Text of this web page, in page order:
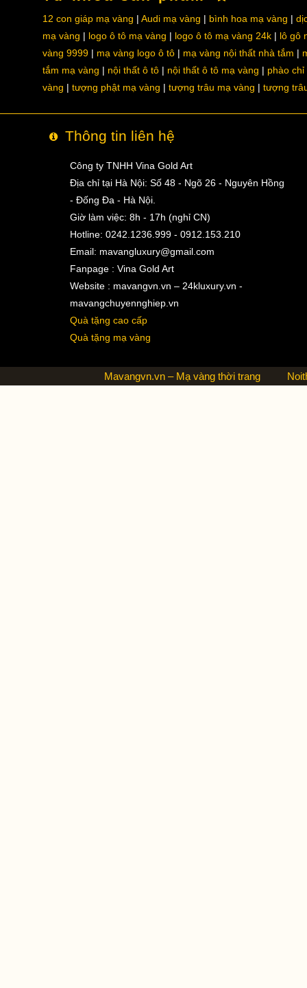
12 con giáp mạ vàng Audi mạ vàng bình hoa mạ vàng
mạ vàng
logo ô tô mạ vàng logo ô tô mạ vàng 24k
lô gô
vàng 9999
mạ vàng logo ô tô mạ vàng nội thất nhà tắm
tắm mạ vàng
nội thất ô tô nội thất ô tô mạ vàng
phào chỉ
vàng
tượng phật mạ vàng tượng trâu mạ vàng tượng
Thông tin liên hệ
Công ty TNHH Vina Gold Art
Địa chỉ tại Hà Nội: Số 48 - Ngõ 26 - Nguyên Hồng
- Đống Đa - Hà Nội.
Giờ làm việc: 8h - 17h (nghỉ CN)
Hotline: 0242.1236.999 - 0912.153.210
Email: mavangluxury@gmail.com
Fanpage : Vina Gold Art
Website : mavangvn.vn – 24kluxury.vn -
mavangchuyennghiep.vn
Quà tặng cao cấp
Quà tặng mạ vàng
Mavangvn.vn – Mạ vàng thời trang